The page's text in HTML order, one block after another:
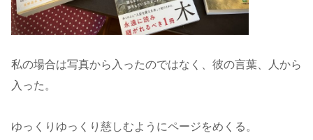
私の場合は写真から入ったのではなく、彼の言葉、人から
入った。
ゆっくりゆっくり慈しむようにページをめくる。